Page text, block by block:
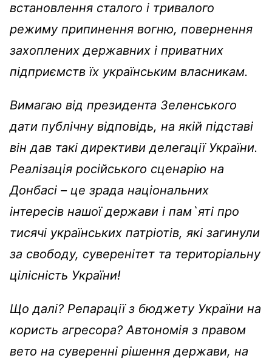
встановлення сталого і тривалого
режиму припинення вогню, повернення
захоплених державних і приватних
підприємств їх українським власникам.
Вимагаю від президента Зеленського
дати публічну відповідь, на якій підставі
він дав такі директиви делегації України.
Реалізація російського сценарію на
Донбасі – це зрада національних
інтересів нашої держави і пам`яті про
тисячі українських патріотів, які загинули
за свободу, суверенітет та територіальну
цілісність України!
Що далі? Репарації з бюджету України на
користь агресора? Автономія з правом
вето на суверенні рішення держави, на